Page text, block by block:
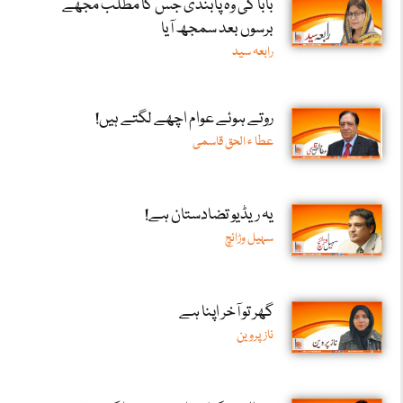
بابا کی وہ پابندی جس کا مطلب مجھے
برسوں بعد سمجھ آیا
رابعہ سید
روتے ہوئے عوام اچھے لگتے ہیں!
عطا ء الحق قاسمی
یہ ریڈیو تضادستان ہے!
سہیل وڑائچ
گھر تو آخر اپنا ہے
ناز پروین